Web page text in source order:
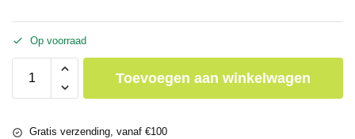
Op voorraad
Toevoegen aan winkelwagen
Gratis verzending, vanaf €100